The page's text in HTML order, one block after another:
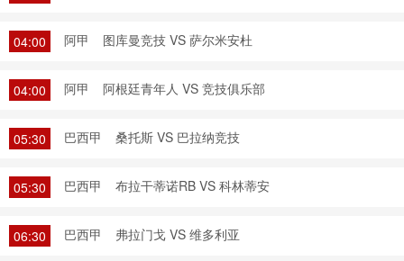
04:00 阿甲 图库曼竞技 VS 萨尔米安杜
04:00 阿甲 阿根廷青年人 VS 竞技俱乐部
05:30 巴西甲 桑托斯 VS 巴拉纳竞技
05:30 巴西甲 布拉干蒂诺RB VS 科林蒂安
06:30 巴西甲 弗拉门戈 VS 维多利亚